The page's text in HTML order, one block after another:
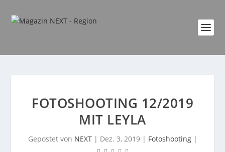
FOTOSHOOTING 12/2019
MIT LEYLA
Gepostet von NEXT| Dez. 3, 2019| Fotoshooting|